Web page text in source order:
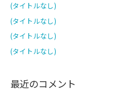
(タイトルなし)
(タイトルなし)
(タイトルなし)
(タイトルなし)
最近のコメント